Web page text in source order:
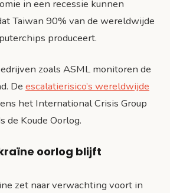
in een recessie kunnen
Taiwan 90% van de wereldwijde
produceert.
zoals ASML monitoren de
De escalatierisico’s wereldwijde
het International Crisis Group
de Koude Oorlog.
oorlog blijft
zet naar verwachting voort in